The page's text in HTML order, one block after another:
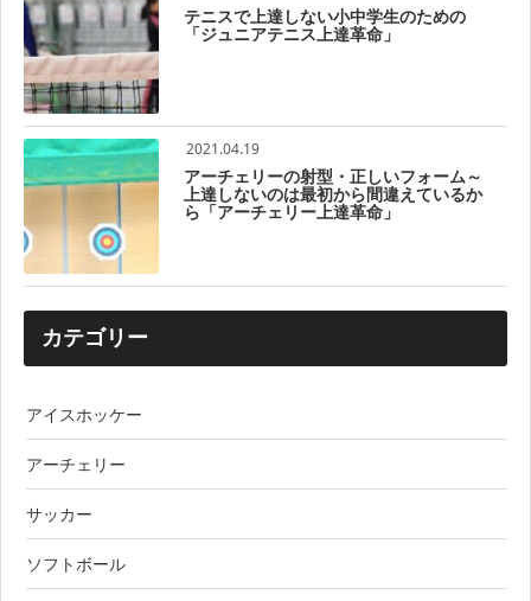
テニスで上達しない小中学生のための
「ジュニアテニス上達革命」
2021.04.19
アーチェリーの射型・正しいフォーム～
上達しないのは最初から間違えているか
ら「アーチェリー上達革命」
カテゴリー
アイスホッケー
アーチェリー
サッカー
ソフトボール